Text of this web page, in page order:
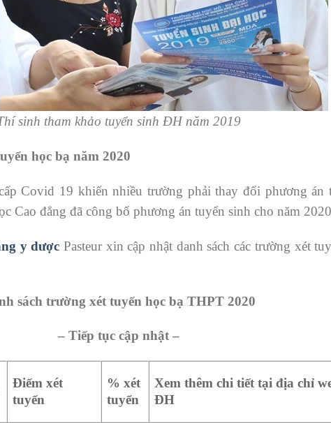
sinh tham khảo tuyển sinh ĐH năm 2019
học bạ năm 2020
Covid 19 khiến nhiều trường phải thay đổi phương án
Cao đẳng đã công bố phương án tuyển sinh cho năm
y dược Pasteur xin cập nhật danh sách các trường xét
sách trường xét tuyển học bạ THPT 2020
– Tiếp tục cập nhật –
Điểm xét
tuyển
% xét
tuyển
Xem thêm chi tiết tại địa chỉ
ĐH